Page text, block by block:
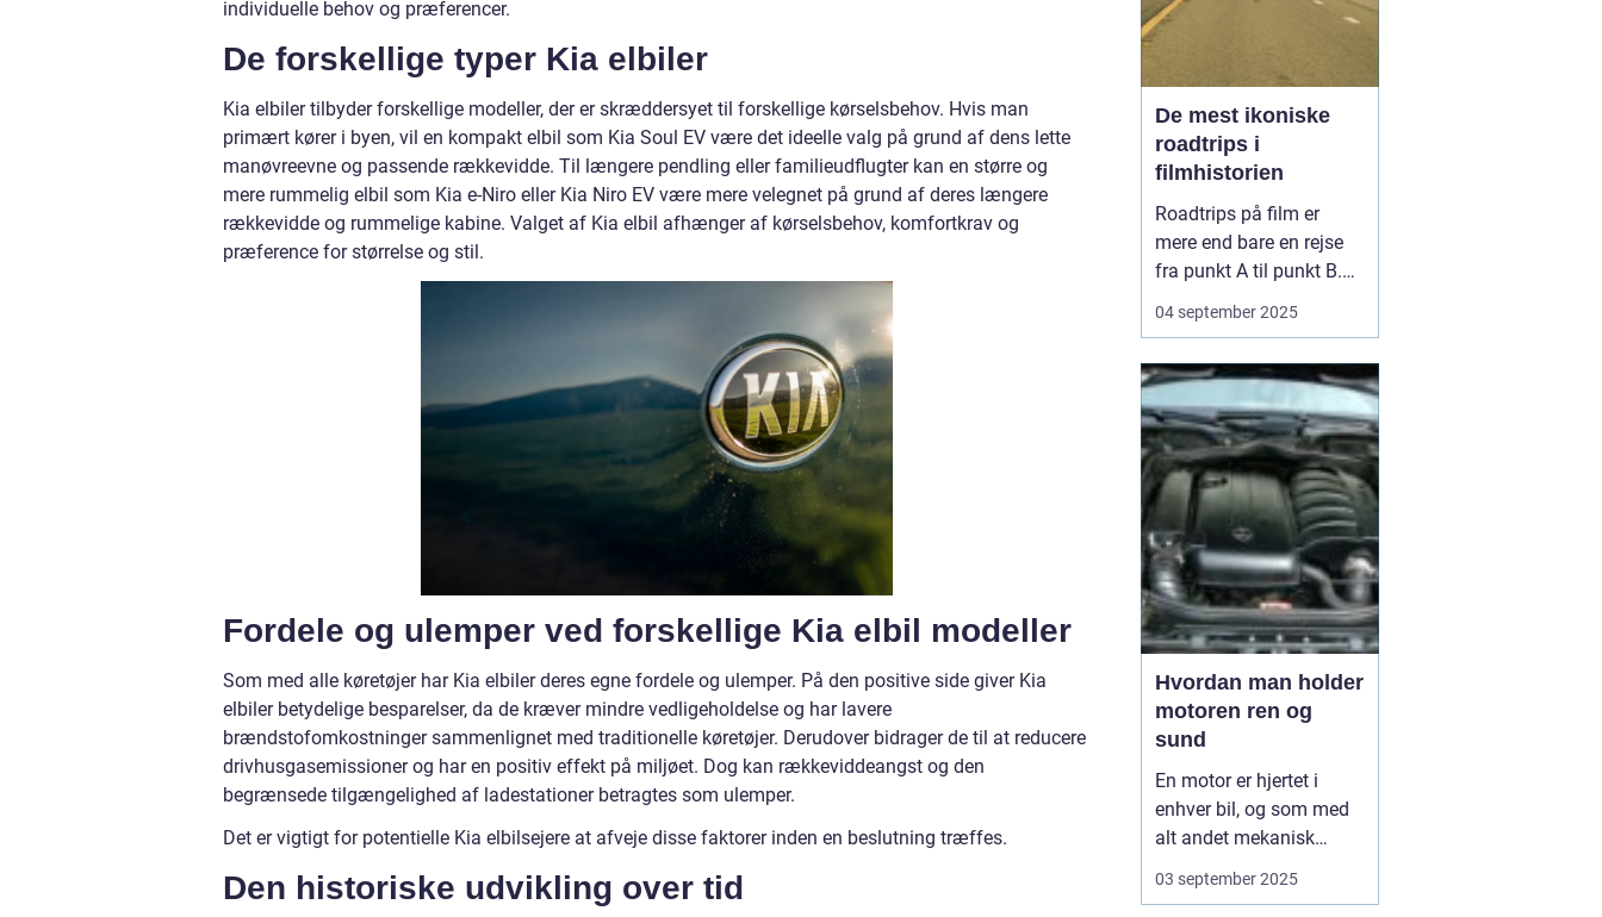
individuelle behov og præferencer.
De forskellige typer Kia elbiler
Kia elbiler tilbyder forskellige modeller, der er skræddersyet til forskellige kørselsbehov. Hvis man
primært kører i byen, vil en kompakt elbil som Kia Soul EV være det ideelle valg på grund af dens lette
manøvreevne og passende rækkevidde. Til længere pendling eller familieudflugter kan en større og
mere rummelig elbil som Kia e-Niro eller Kia Niro EV være mere velegnet på grund af deres længere
rækkevidde og rummelige kabine. Valget af Kia elbil afhænger af kørselsbehov, komfortkrav og
præference for størrelse og stil.
Fordele og ulemper ved forskellige Kia elbil modeller
Som med alle køretøjer har Kia elbiler deres egne fordele og ulemper. På den positive side giver Kia
elbiler betydelige besparelser, da de kræver mindre vedligeholdelse og har lavere
brændstofomkostninger sammenlignet med traditionelle køretøjer. Derudover bidrager de til at reducere
drivhusgasemissioner og har en positiv effekt på miljøet. Dog kan rækkeviddeangst og den
begrænsede tilgængelighed af ladestationer betragtes som ulemper.
Det er vigtigt for potentielle Kia elbilsejere at afveje disse faktorer inden en beslutning træffes.
Den historiske udvikling over tid
De mest ikoniske
roadtrips i
filmhistorien
Roadtrips på film er
mere end bare en rejse
fra punkt A til punkt B.
De fungerer som en
ramme for
venskaber, konflikter og
store livsbeslutninger.
Nogle af de mest
ikoniske film i historien
har netop brugt
landevejen som scen...
04 september 2025
Hvordan man holder
motoren ren og
sund
En motor er hjertet i
enhver bil, og som med
alt andet mekanisk
udstyr kræver den
omsorg for at fungere
03 september 2025